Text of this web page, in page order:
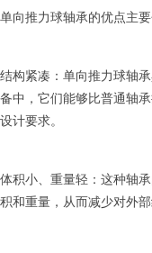
单向推力球轴承的优点主要
结构紧凑：单向推力球轴
备中，它们能够比普通轴
设计要求。
体积小、重量轻：这种轴
积和重量，从而减少对外